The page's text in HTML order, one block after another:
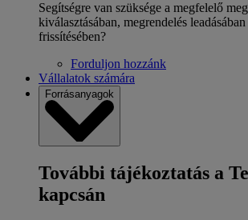
Segítségre van szüksége a megfelelő
kiválasztásában, megrendelés
frissítésében?
Forduljon hozzánk
Vállalatok számára
Forrásanyagok
További tájékoztatás a
kapcsán